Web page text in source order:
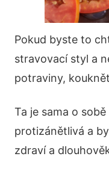
Pokud byste to
stravovací styl a
potraviny,
Ta je sama o
protizánětlivá a
zdraví a